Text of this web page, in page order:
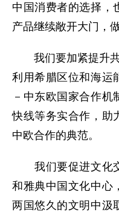
中国消费者的选择，
产品继续敞开大门，
我们要加紧提升共
利用希腊区位和海运
－中东欧国家合作机
快线等务实合作，助
中欧合作的典范。
我们要促进文化交
和雅典中国文化中心
两国悠久的文明中汲